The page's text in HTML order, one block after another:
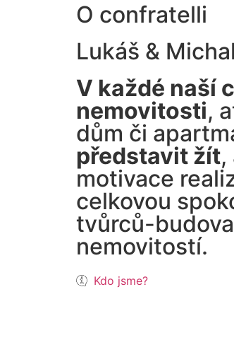
O confratelli
Lukáš &
V každé naší
nemovitosti,
dům či
představit žít
motivace
celkovou
tvůrců-
nemovitostí.
Kdo jsme?